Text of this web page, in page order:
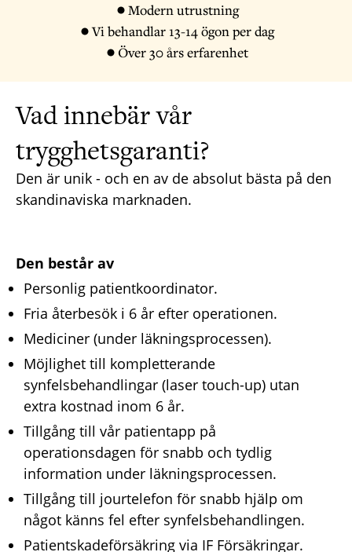
Modern utrustning
Vi behandlar 13-14 ögon per dag
Över 30 års erfarenhet
Vad innebär vår
trygghetsgaranti?
Den är unik - och en av de absolut bästa på den
skandinaviska marknaden.
Den består av
Personlig patientkoordinator.
Fria återbesök i 6 år efter operationen.
Mediciner (under läkningsprocessen).
Möjlighet till kompletterande
synfelsbehandlingar (laser touch-up) utan
extra kostnad inom 6 år.
Tillgång till vår patientapp på
operationsdagen för snabb och tydlig
information under läkningsprocessen.
Tillgång till jourtelefon för snabb hjälp om
något känns fel efter synfelsbehandlingen.
Patientskadeförsäkring via IF Försäkringar.